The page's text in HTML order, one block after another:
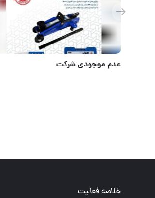
آسامکس ASAMAX
خلاصه فعالیت